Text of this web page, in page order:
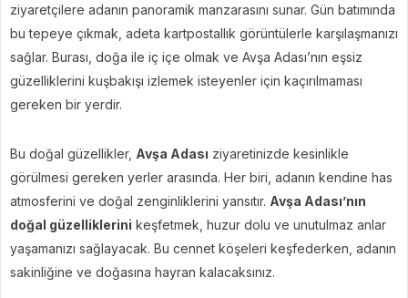
ziyaretçilere adanın panoramik manzarasını sunar. Gün batımında
bu tepeye çıkmak, adeta kartpostallık görüntülerle karşılaşmanızı
sağlar. Burası, doğa ile iç içe olmak ve Avşa Adası’nın eşsiz
güzelliklerini kuşbakışı izlemek isteyenler için kaçırılmaması
gereken bir yerdir.
Bu doğal güzellikler, Avşa Adası ziyaretinizde kesinlikle
görülmesi gereken yerler arasında. Her biri, adanın kendine has
atmosferini ve doğal zenginliklerini yansıtır. Avşa Adası’nın
doğal güzelliklerini keşfetmek, huzur dolu ve unutulmaz anlar
yaşamanızı sağlayacak. Bu cennet köşeleri keşfederken, adanın
sakinliğine ve doğasına hayran kalacaksınız.